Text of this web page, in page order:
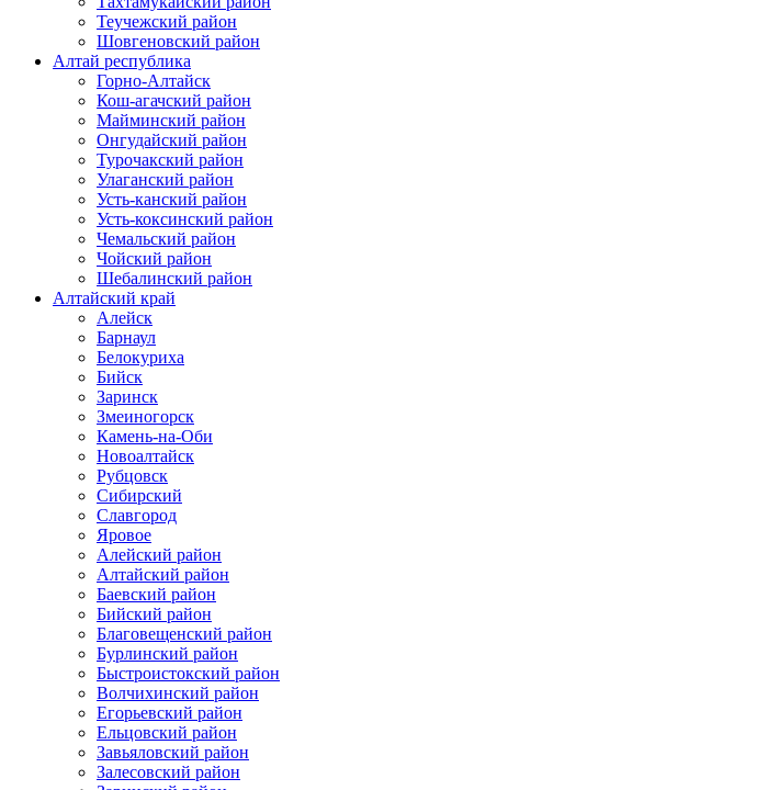
Теучежский район
Шовгеновский район
Алтай республика
Горно-Алтайск
Кош-агачский район
Майминский район
Онгудайский район
Турочакский район
Улаганский район
Усть-канский район
Усть-коксинский район
Чемальский район
Чойский район
Шебалинский район
Алтайский край
Алейск
Барнаул
Белокуриха
Бийск
Заринск
Змеиногорск
Камень-на-Оби
Новоалтайск
Рубцовск
Сибирский
Славгород
Яровое
Алейский район
Алтайский район
Баевский район
Бийский район
Благовещенский район
Бурлинский район
Быстроистокский район
Волчихинский район
Егорьевский район
Ельцовский район
Завьяловский район
Залесовский район